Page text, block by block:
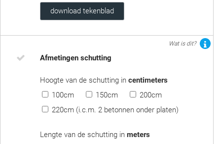
download tekenblad
Wat is dit?
Afmetingen schutting
Hoogte van de schutting in centimeters
100cm
150cm
200cm
220cm (i.c.m. 2 betonnen onder platen)
Lengte van de schutting in meters